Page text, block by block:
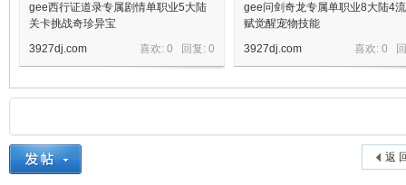
gee西行证道录专属剧情单职业5大陆
关卡挑战奇珍异宝
喜欢: 0 回复: 0
3927dj.com
gee问剑奇龙专属单职业8大陆4
赋觉醒宠物技能
喜欢: 0
3927dj.com
返